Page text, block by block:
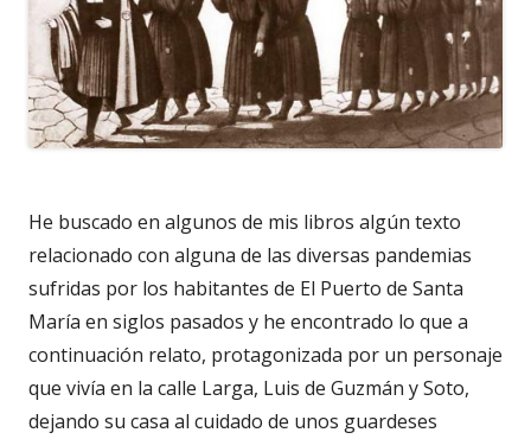
He buscado en algunos de mis libros algún texto
relacionado con alguna de las diversas pandemias
sufridas por los habitantes de El Puerto de Santa
María en siglos pasados y he encontrado lo que a
continuación relato, protagonizada por un personaje
que vivía en la calle Larga, Luis de Guzmán y Soto,
dejando su casa al cuidado de unos guardeses